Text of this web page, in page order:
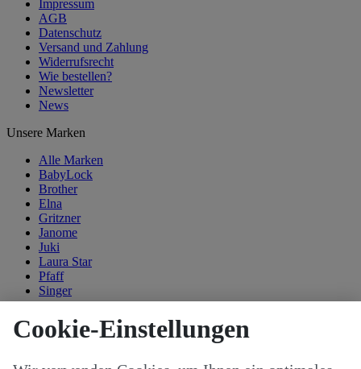
Impressum
AGB
Datenschutz
Versand und Zahlung
Widerrufsrecht
Wie bestellen?
Newsletter
News
Unsere Marken
Alle Marken
BabyLock
Brother
Elna
Gritzner
Janome
Juki
Laura Star
Pfaff
Singer
Kategorien
Cookie-Einstellungen